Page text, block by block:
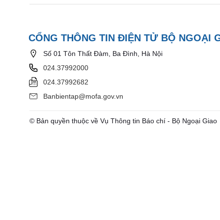
CỔNG THÔNG TIN ĐIỆN TỬ BỘ NGOẠI
Số 01 Tôn Thất Đàm, Ba Đình, Hà Nội
024.37992000
024.37992682
Banbientap@mofa.gov.vn
© Bản quyền thuộc về Vụ Thông tin Báo chí - Bộ Ngoại Giao